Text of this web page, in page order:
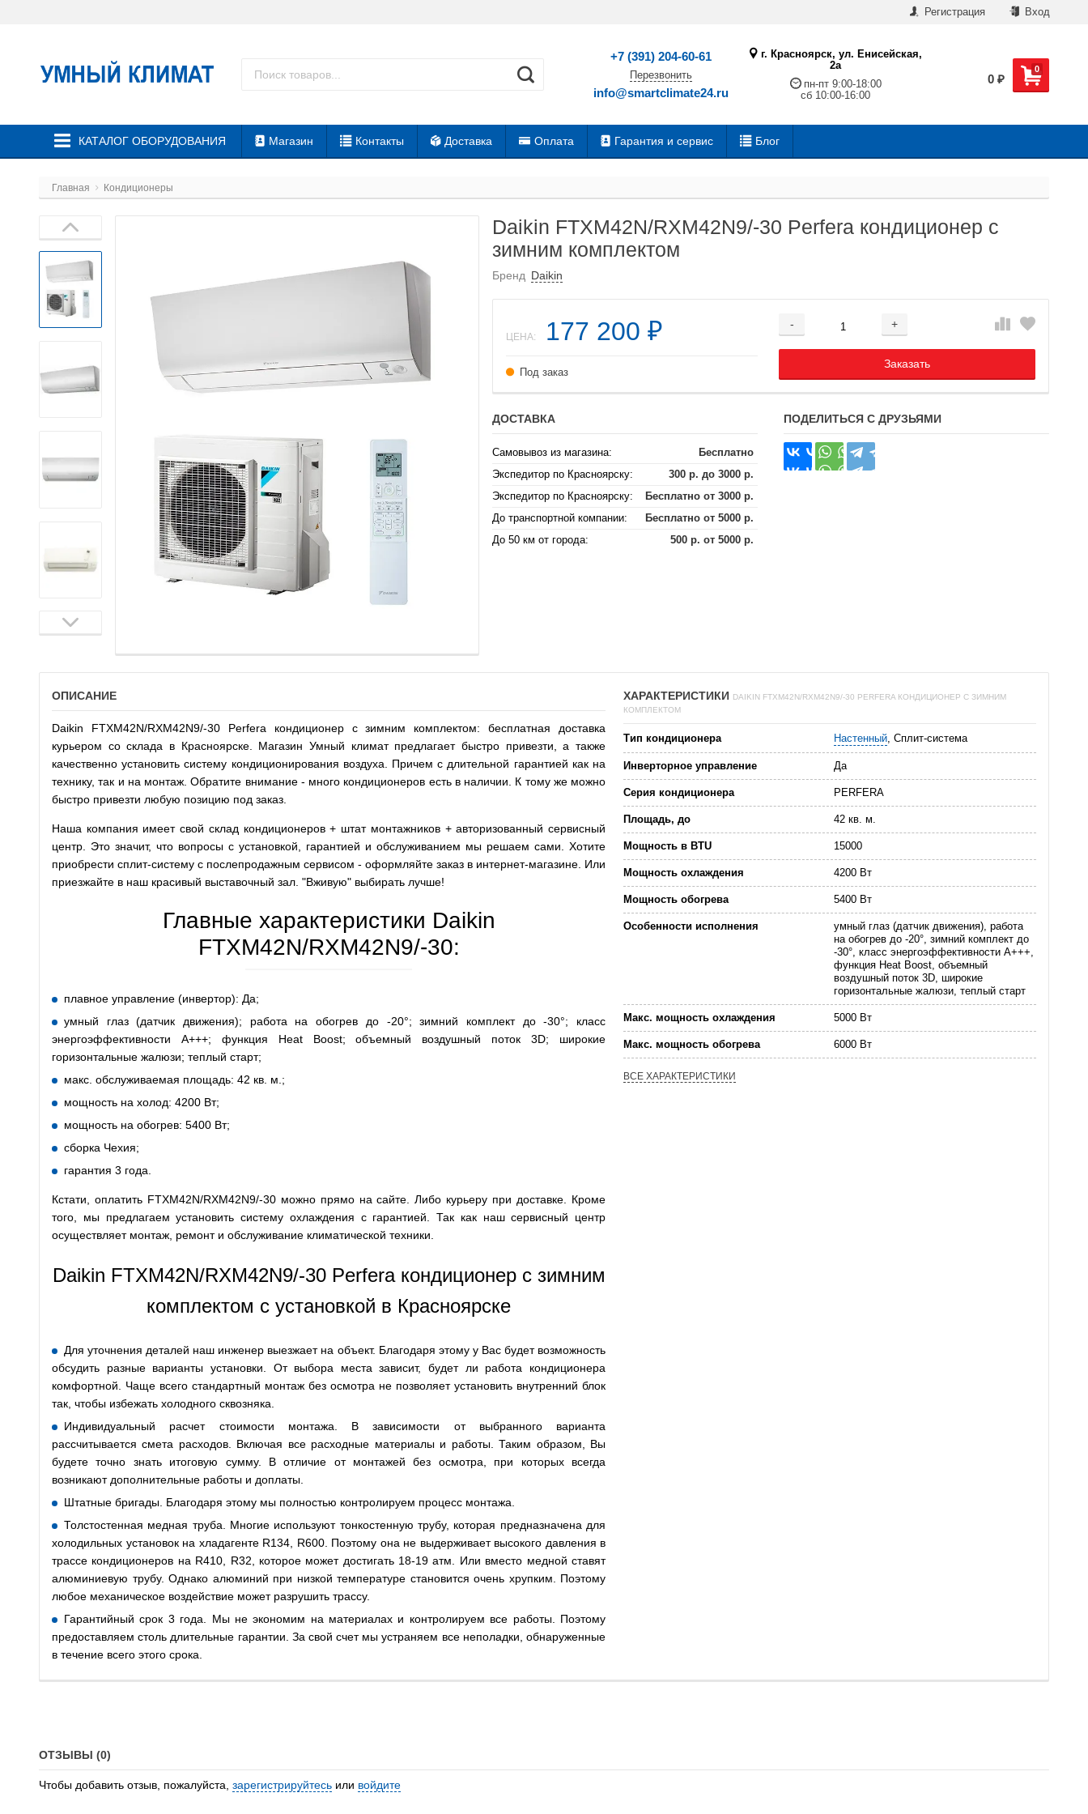
Регистрация Вход
+7 (391) 204-60-61
Перезвонить
info@smartclimate24.ru
г. Красноярск, ул. Енисейская,
2а
пн-пт 9:00-18:00
сб 10:00-16:00
0
0 ₽
КАТАЛОГ ОБОРУДОВАНИЯ Магазин Контакты Доставка Оплата Гарантия и сервис Блог
Главная Кондиционеры
Daikin FTXM42N/RXM42N9/-30 Perfera кондиционер с
зимним комплектом
Бренд Daikin
- +
Добавляется...
Заказать
Добавлен
ЦЕНА: 177 200 ₽
Под заказ
ДОСТАВКА
Самовывоз из магазина:
Бесплатно
Экспедитор по Красноярску:
300 р. до 3000 р.
Экспедитор по Красноярску:
Бесплатно от 3000 р.
До транспортной компании:
Бесплатно от 5000 р.
До 50 км от города:
500 р. от 5000 р.
ПОДЕЛИТЬСЯ С ДРУЗЬЯМИ
ХАРАКТЕРИСТИКИ DAIKIN FTXM42N/RXM42N9/-30 PERFERA КОНДИЦИОНЕР С ЗИМНИМ
КОМПЛЕКТОМ
Тип кондиционера Настенный, Сплит-система
Инверторное управление Да
Серия кондиционера PERFERA
Площадь, до 42 кв. м.
Мощность в BTU 15000
Мощность охлаждения 4200 Вт
Мощность обогрева 5400 Вт
Особенности исполнения
умный глаз (датчик движения), работа
на обогрев до -20°, зимний комплект до
-30°, класс энергоэффективности А+++,
функция Heat Boost, объемный
воздушный поток 3D, широкие
горизонтальные жалюзи, теплый старт
Макс. мощность охлаждения 5000 Вт
Макс. мощность обогрева 6000 Вт
ВСЕ ХАРАКТЕРИСТИКИ
ОПИСАНИЕ
Daikin FTXM42N/RXM42N9/-30 Perfera кондиционер с зимним комплектом: бесплатная доставка
курьером со склада в Красноярске. Магазин Умный климат предлагает быстро привезти, а также
качественно установить систему кондиционирования воздуха. Причем с длительной гарантией как на
технику, так и на монтаж. Обратите внимание - много кондиционеров есть в наличии. К тому же можно
быстро привезти любую позицию под заказ.
Наша компания имеет свой склад кондиционеров + штат монтажников + авторизованный сервисный
центр. Это значит, что вопросы с установкой, гарантией и обслуживанием мы решаем сами. Хотите
приобрести сплит-систему с послепродажным сервисом - оформляйте заказ в интернет-магазине. Или
приезжайте в наш красивый выставочный зал. "Вживую" выбирать лучше!
Главные характеристики Daikin
FTXM42N/RXM42N9/-30:
плавное управление (инвертор): Да;
умный глаз (датчик движения); работа на обогрев до -20°; зимний комплект до -30°; класс
энергоэффективности А+++; функция Heat Boost; объемный воздушный поток 3D; широкие
горизонтальные жалюзи; теплый старт;
макс. обслуживаемая площадь: 42 кв. м.;
мощность на холод: 4200 Вт;
мощность на обогрев: 5400 Вт;
сборка Чехия;
гарантия 3 года.
Кстати, оплатить FTXM42N/RXM42N9/-30 можно прямо на сайте. Либо курьеру при доставке. Кроме
того, мы предлагаем установить систему охлаждения с гарантией. Так как наш сервисный центр
осуществляет монтаж, ремонт и обслуживание климатической техники.
Daikin FTXM42N/RXM42N9/-30 Perfera кондиционер с зимним
комплектом с установкой в Красноярске
Для уточнения деталей наш инженер выезжает на объект. Благодаря этому у Вас будет возможность
обсудить разные варианты установки. От выбора места зависит, будет ли работа кондиционера
комфортной. Чаще всего стандартный монтаж без осмотра не позволяет установить внутренний блок
так, чтобы избежать холодного сквозняка.
Индивидуальный расчет стоимости монтажа. В зависимости от выбранного варианта
рассчитывается смета расходов. Включая все расходные материалы и работы. Таким образом, Вы
будете точно знать итоговую сумму. В отличие от монтажей без осмотра, при которых всегда
возникают дополнительные работы и доплаты.
Штатные бригады. Благодаря этому мы полностью контролируем процесс монтажа.
Толстостенная медная труба. Многие используют тонкостенную трубу, которая предназначена для
холодильных установок на хладагенте R134, R600. Поэтому она не выдерживает высокого давления в
трассе кондиционеров на R410, R32, которое может достигать 18-19 атм. Или вместо медной ставят
алюминиевую трубу. Однако алюминий при низкой температуре становится очень хрупким. Поэтому
любое механическое воздействие может разрушить трассу.
Гарантийный срок 3 года. Мы не экономим на материалах и контролируем все работы. Поэтому
предоставляем столь длительные гарантии. За свой счет мы устраняем все неполадки, обнаруженные
в течение всего этого срока.
ОТЗЫВЫ (0)
Чтобы добавить отзыв, пожалуйста, зарегистрируйтесь или войдите